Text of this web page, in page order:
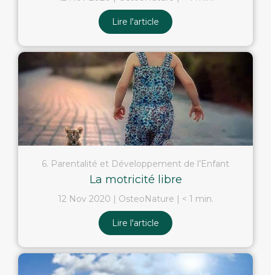
Lire l'article
6. Parentalité et Développement de l’Enfant
La motricité libre
12 Nov 2020 OsteoNature < 1 min.
Lire l'article